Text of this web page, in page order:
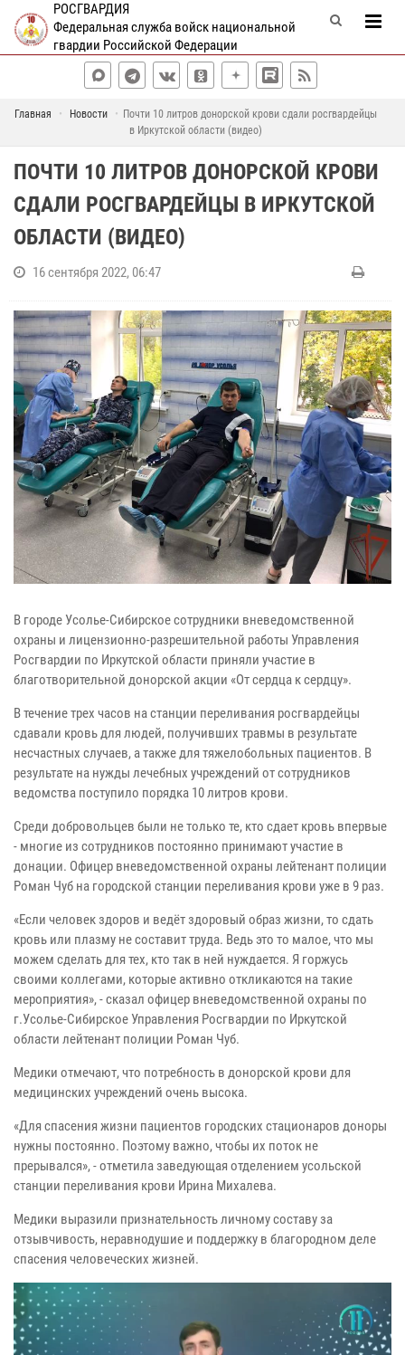
РОСГВАРДИЯ
Федеральная служба войск национальной
гвардии Российской Федерации
Главная Новости
Почти 10 литров донорской крови сдали росгвардейцы
в Иркутской области (видео)
ПОЧТИ 10 ЛИТРОВ ДОНОРСКОЙ КРОВИ
СДАЛИ РОСГВАРДЕЙЦЫ В ИРКУТСКОЙ
ОБЛАСТИ (ВИДЕО)
16 сентября 2022, 06:47
В городе Усолье-Сибирское сотрудники вневедомственной
охраны и лицензионно-разрешительной работы Управления
Росгвардии по Иркутской области приняли участие в
благотворительной донорской акции «От сердца к сердцу».
В течение трех часов на станции переливания росгвардейцы
сдавали кровь для людей, получивших травмы в результате
несчастных случаев, а также для тяжелобольных пациентов. В
результате на нужды лечебных учреждений от сотрудников
ведомства поступило порядка 10 литров крови.
Среди добровольцев были не только те, кто сдает кровь впервые
- многие из сотрудников постоянно принимают участие в
донации. Офицер вневедомственной охраны лейтенант полиции
Роман Чуб на городской станции переливания крови уже в 9 раз.
«Если человек здоров и ведёт здоровый образ жизни, то сдать
кровь или плазму не составит труда. Ведь это то малое, что мы
можем сделать для тех, кто так в ней нуждается. Я горжусь
своими коллегами, которые активно откликаются на такие
мероприятия», - сказал офицер вневедомственной охраны по
г.Усолье-Сибирское Управления Росгвардии по Иркутской
области лейтенант полиции Роман Чуб.
Медики отмечают, что потребность в донорской крови для
медицинских учреждений очень высока.
«Для спасения жизни пациентов городских стационаров доноры
нужны постоянно. Поэтому важно, чтобы их поток не
прерывался», - отметила заведующая отделением усольской
станции переливания крови Ирина Михалева.
Медики выразили признательность личному составу за
отзывчивость, неравнодушие и поддержку в благородном деле
спасения человеческих жизней.